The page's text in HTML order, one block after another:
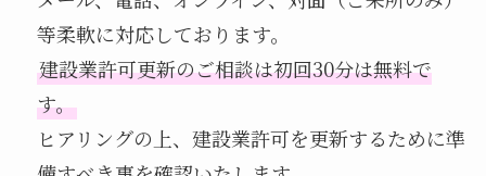
等柔軟に対応しております。
建設業許可更新のご相談は初回30分は無料で
す。
ヒアリングの上、建設業許可を更新するために準